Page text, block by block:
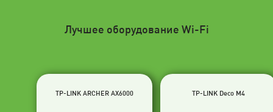
Лучшее оборудование Wi-Fi
TP-LINK ARCHER AX6000 TP-LINK Deco M4